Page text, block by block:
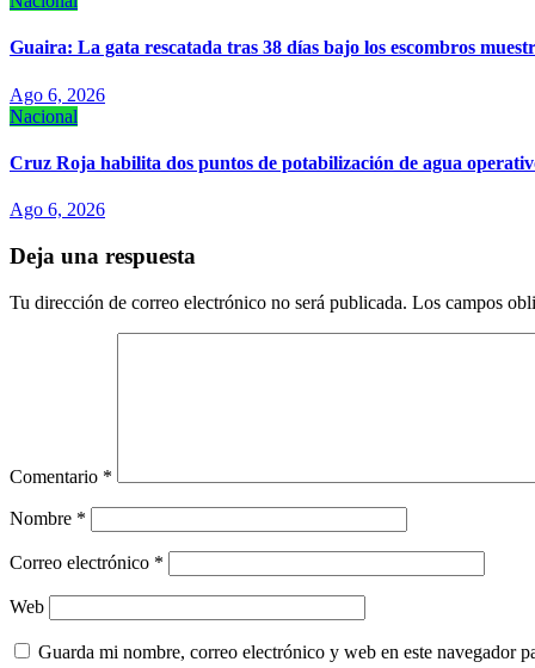
Guaira: La gata rescatada tras 38 días bajo los escombros
Ago 6, 2026
Nacional
Cruz Roja habilita dos puntos de potabilización de agua
Ago 6, 2026
Deja una respuesta
Tu dirección de correo electrónico no será publicada. Los campos
Comentario *
Nombre *
Correo electrónico *
Web
Guarda mi nombre, correo electrónico y web en este navegador